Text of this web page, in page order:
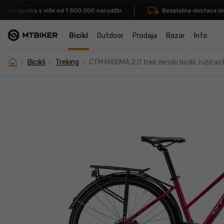
trgovina s više od 1 500 000 narudžbi Besplatna dostava
Bicikl Outdoor Prodaja Bazar Info
home Bicikli Treking CTM MAXIMA 2.0 trek ženski bicikl,